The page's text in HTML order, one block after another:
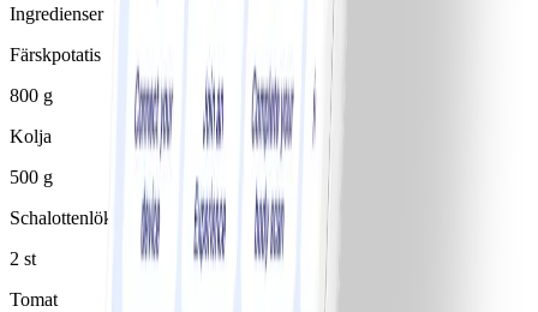
Ingredienser
Färskpotatis
800 g
Kolja
500 g
Schalottenlök
2 st
Tomat